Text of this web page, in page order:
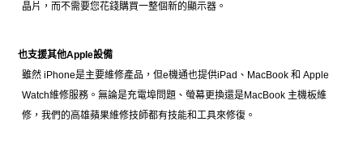
晶片，而不需要您花錢購買一整個新的顯示器。
也支援其他Apple設備
雖然 iPhone是主要維修產品，但e機通也提供iPad、MacBook 和 Apple
Watch維修服務。無論是充電埠問題、螢幕更換還是MacBook 主機板維
修，我們的高雄蘋果維修技師都有技能和工具來修復。